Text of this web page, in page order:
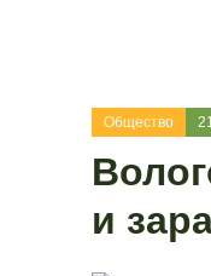
Общество
и